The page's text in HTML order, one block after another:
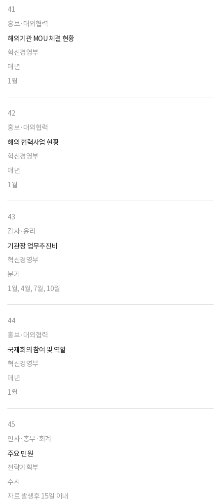
41
홍보·대외협력
해외기관 MOU 체결 현황
혁신경영부
매년
1월
42
홍보·대외협력
해외 협력사업 현황
혁신경영부
매년
1월
43
감사·윤리
기관장 업무추진비
혁신경영부
분기
1월, 4월, 7월, 10월
44
홍보·대외협력
국제회의 참여 및 역할
혁신경영부
매년
1월
45
인사·총무·회계
주요 민원
전략기획부
수시
자료 발생후 15일 이내